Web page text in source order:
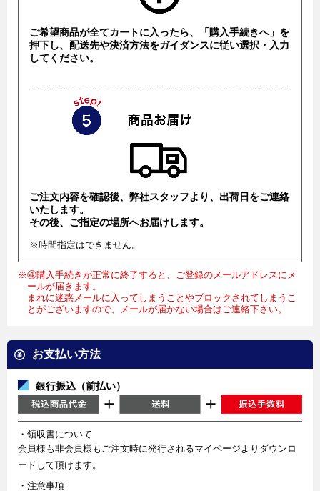
ご希望商品が全てカートに入ったら、「購入手続きへ」を
押下し、配送先や決済方法をガイダンスに従い選択・入力
してください。
ご注文内容を確認後、弊社スタッフより、出荷日をご連絡
いたします。
その後、ご指定の場所へお届けします。
※時間指定はできません。
※④購入手続きが正常に終了すると、ご登録のメールアドレスにメ
ールが届きます。
まれに迷惑メールに入ってしまうことやブロックされてしまうこ
とがございますので、メールが届かない場合はご連絡下さい。
お支払い方法
銀行振込（前払い）
・領収書について
会員様も非会員様もご注文時に発行されるマイページよりダウンロ
ードして頂けます。
・注意事項